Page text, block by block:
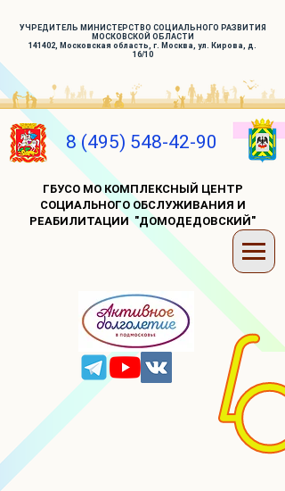
УЧРЕДИТЕЛЬ МИНИСТЕРСТВО СОЦИАЛЬНОГО РАЗВИТИЯ
МОСКОВСКОЙ ОБЛАСТИ
141402, Московская область, г. Москва, ул. Кирова, д.
16/10
8 (495) 548-42-90
ГБУСО МО КОМПЛЕКСНЫЙ ЦЕНТР
СОЦИАЛЬНОГО ОБСЛУЖИВАНИЯ И
РЕАБИЛИТАЦИИ "ДОМОДЕДОВСКИЙ"